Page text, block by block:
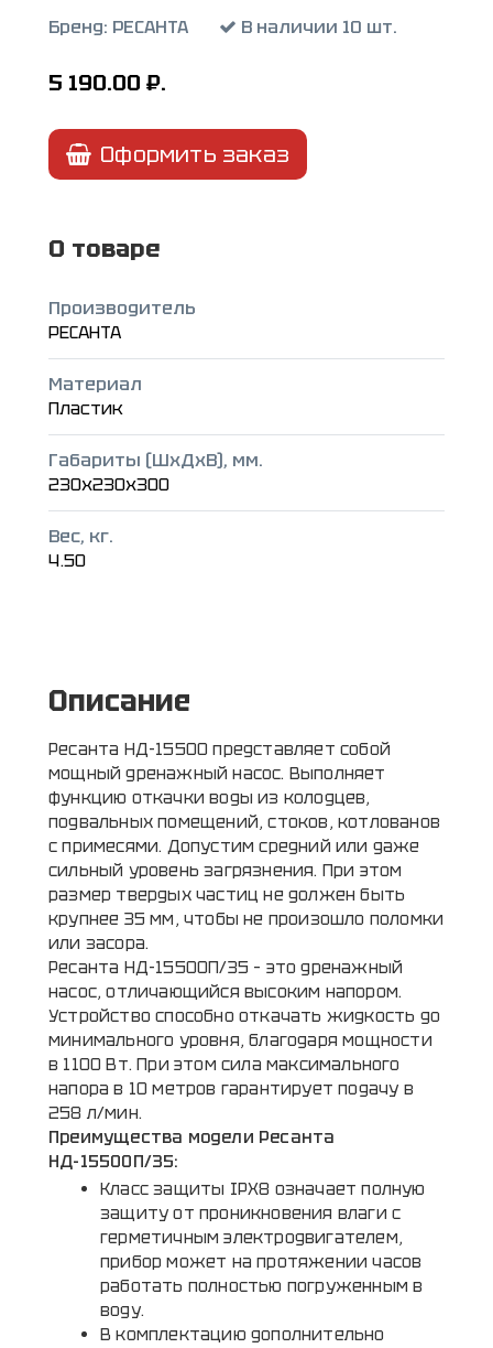
Бренд: РЕСАНТА В наличии 10 шт.
5 190.00 ₽.
Оформить заказ
О товаре
Производитель
РЕСАНТА
Материал
Пластик
Габариты (ШxДxВ), мм.
230x230x300
Вес, кг.
4.50
Описание
Ресанта НД-15500 представляет собой
мощный дренажный насос. Выполняет
функцию откачки воды из колодцев,
подвальных помещений, стоков, котлованов
с примесями. Допустим средний или даже
сильный уровень загрязнения. При этом
размер твердых частиц не должен быть
крупнее 35 мм, чтобы не произошло поломки
или засора.
Ресанта НД-15500П/35 – это дренажный
насос, отличающийся высоким напором.
Устройство способно откачать жидкость до
минимального уровня, благодаря мощности
в 1100 Вт. При этом сила максимального
напора в 10 метров гарантирует подачу в
258 л/мин.
Преимущества модели Ресанта
НД-15500П/35:
Класс защиты IPX8 означает полную
защиту от проникновения влаги с
герметичным электродвигателем,
прибор может на протяжении часов
работать полностью погруженным в
воду.
В комплектацию дополнительно